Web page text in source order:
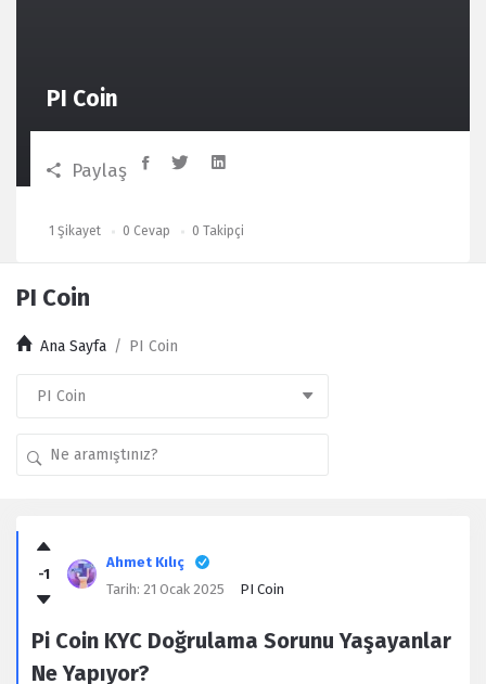
PI Coin
Paylaş
0 Takipçi
0 Cevap
1 Şikayet
PI Coin
Ana Sayfa / PI Coin
Kullanıcı
Yorumları
Latest
-1
Ahmet Kılıç
Tarih: 21 Ocak 2025 PI Coin
Pi Coin KYC Doğrulama Sorunu Yaşayanlar
Ne Yapıyor?